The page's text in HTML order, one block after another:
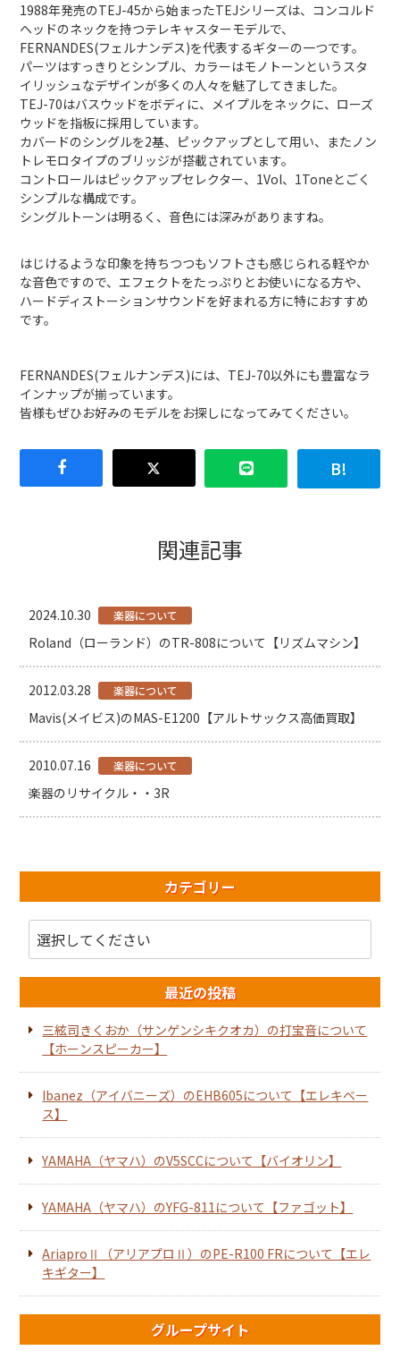
1988年発売のTEJ-45から始まったTEJシリーズは、コンコルド
ヘッドのネックを持つテレキャスターモデルで、
FERNANDES(フェルナンデス)を代表するギターの一つです。
パーツはすっきりとシンプル、カラーはモノトーンというスタ
イリッシュなデザインが多くの人々を魅了してきました。
TEJ-70はバスウッドをボディに、メイプルをネックに、ローズ
ウッドを指板に採用しています。
カバードのシングルを2基、ピックアップとして用い、またノン
トレモロタイプのブリッジが搭載されています。
コントロールはピックアップセレクター、1Vol、1Toneとごく
シンプルな構成です。
シングルトーンは明るく、音色には深みがありますね。
はじけるような印象を持ちつつもソフトさも感じられる軽やか
な音色ですので、エフェクトをたっぷりとお使いになる方や、
ハードディストーションサウンドを好まれる方に特におすすめ
です。
FERNANDES(フェルナンデス)には、TEJ-70以外にも豊富なラ
インナップが揃っています。
皆様もぜひお好みのモデルをお探しになってみてください。
関連記事
2024.10.30 楽器について
Roland（ローランド）のTR-808について【リズムマシン】
2012.03.28 楽器について
Mavis(メイビス)のMAS-E1200【アルトサックス高価買取】
2010.07.16 楽器について
楽器のリサイクル・・3R
カテゴリー
最近の投稿
三絃司きくおか（サンゲンシキクオカ）の打宝音について
【ホーンスピーカー】
Ibanez（アイバニーズ）のEHB605について【エレキベー
ス】
YAMAHA（ヤマハ）のV5SCCについて【バイオリン】
YAMAHA（ヤマハ）のYFG-811について【ファゴット】
AriaproⅡ（アリアプロⅡ）のPE-R100 FRについて【エレ
キギター】
グループサイト